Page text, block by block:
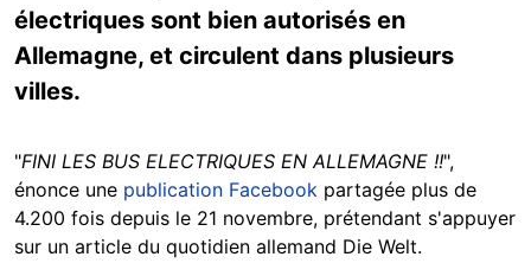
électriques sont bien autorisés en
Allemagne, et circulent dans plusieurs
villes.
"FINI LES BUS ELECTRIQUES EN ALLEMAGNE !!",
énonce une publication Facebook partagée plus de
4.200 fois depuis le 21 novembre, prétendant s'appuyer
sur un article du quotidien allemand Die Welt.